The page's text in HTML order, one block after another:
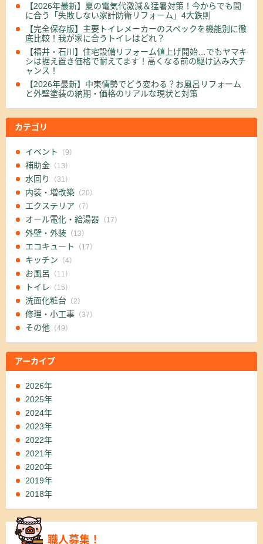
【2026年最新】夏の電気代激減＆猛暑対策！今からでも間
に合う「失敗しない家計防衛リフォーム」4大鉄則
【完全保存版】主要トイレメーカーのスペックを機能別に徹
底比較！我が家に合うトイレはどれ？
【福井・石川】住宅設備リフォーム値上げ開始…でもヤマキ
シは据え置き価格で耐えてます！高くなる前の駆け込み大チ
ャンス！
【2026年最新】中東情勢でどう変わる？お風呂リフォーム
と外壁塗装の納期・価格のリアルな現状と対策
カテゴリ
イベント （9）
補助金（13）
水回り （31）
内装・増改築（20）
エクステリア （7）
オール電化・給湯器（17）
外壁・外装（13）
エコキュート （17）
キッチン （4）
お風呂 （11）
トイレ （15）
洗面化粧台（2）
修理・小工事（37）
その他 （49）
アーカイブ
2026年
2025年
2024年
2023年
2022年
2021年
2020年
2019年
2018年
職人募集！